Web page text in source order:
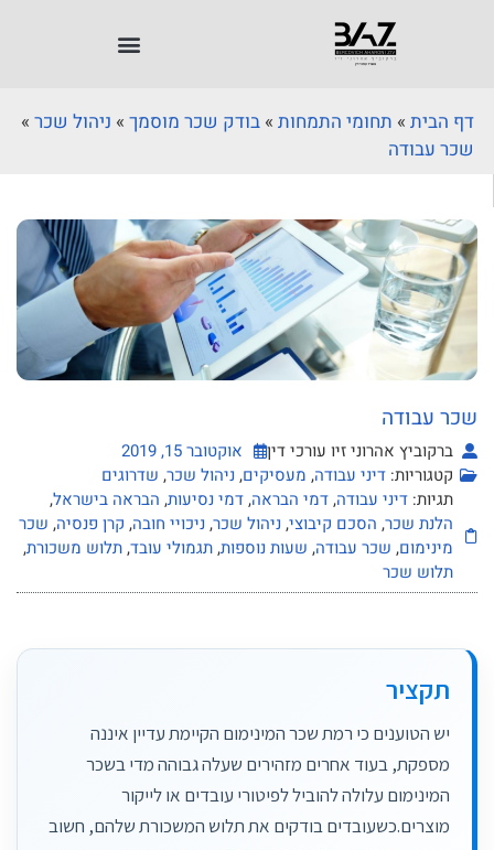
דף הבית » תחומי התמחות » בודק שכר מוסמך » ניהול שכר »
שכר עבודה
שכר עבודה
ברקוביץ אהרוני זיו עורכי דין
אוקטובר 15, 2019
קטגוריות: דיני עבודה, מעסיקים,ניהול שכר, שדרוגים
תגיות: דיני עבודה,דמי הבראה,דמי נסיעות, הבראה בישראל,
הלנת שכר, הסכם קיבוצי,ניהול שכר,ניכויי חובה, קרן פנסיה, שכר
מינימום, שכר עבודה, שעות נוספות,תגמולי עובד,תלוש משכורת,
תלוש שכר
תקציר
יש הטוענים כי רמת שכר המינימום הקיימת עדיין איננה
מספקת, בעוד אחרים מזהירים שעלה גבוהה מדי בשכר
המינימום עלולה להוביל לפיטורי עובדים או לייקור
מוצרים.כשעובדים בודקים את תלוש המשכורת שלהם, חשוב